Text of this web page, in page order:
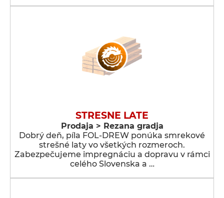
STRESNE LATE
Prodaja > Rezana gradja
Dobrý deň, píla FOL-DREW ponúka smrekové
strešné laty vo všetkých rozmeroch.
Zabezpečujeme impregnáciu a dopravu v rámci
celého Slovenska a …